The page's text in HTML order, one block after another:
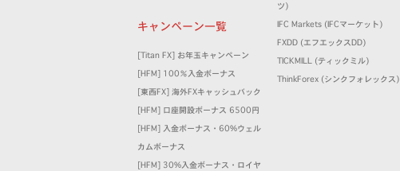
ツ)
IFC Markets (IFCマーケット)
FXDD (エフエックスDD)
TICKMILL (ティックミル)
ThinkForex (シンクフォレックス)
キャンペーン一覧
[Titan FX] お年玉キャンペーン
[HFM] 100％入金ボーナス
[東西FX] 海外FXキャッシュバック
[HFM] 口座開設ボーナス 6500円
[HFM] 入金ボーナス・60%ウェル
カムボーナス
[HFM] 30%入金ボーナス・ロイヤ